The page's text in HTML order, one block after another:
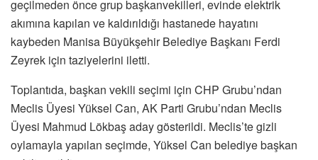
geçilmeden önce grup başkanvekilleri, evinde elektrik
akımına kapılan ve kaldırıldığı hastanede hayatını
kaybeden Manisa Büyükşehir Belediye Başkanı Ferdi
Zeyrek için taziyelerini iletti.
Toplantıda, başkan vekili seçimi için CHP Grubu’ndan
Meclis Üyesi Yüksel Can, AK Parti Grubu’ndan Meclis
Üyesi Mahmud Lökbaş aday gösterildi. Meclis’te gizli
oylamayla yapılan seçimde, Yüksel Can belediye başkan